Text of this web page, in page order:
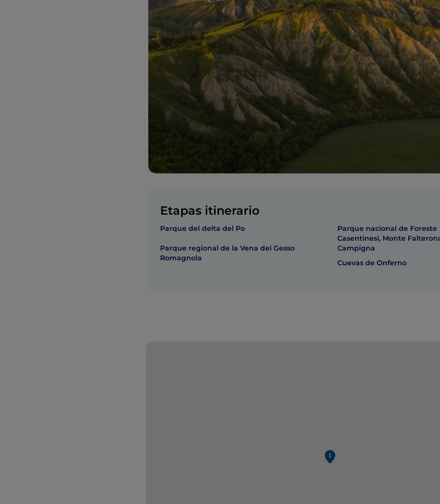
Etapas itinerario
Parque del delta del Po
Parque regional de la Vena del Gesso
Romagnola
Parque nacional de Foreste
Casentinesi, Monte
Campigna
Cuevas de Onferno